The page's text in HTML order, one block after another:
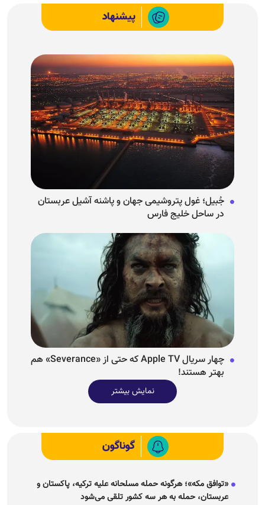
پیشنهاد
جُبیل؛ غول پتروشیمی جهان و پاشنه آشیل عربستان
در ساحل خلیج فارس
چهار سریال Apple TV که حتی از «Severance» هم
بهتر هستند!
نمایش بیشتر
گوناگون
«توافق مکه»؛ هرگونه حمله مسلحانه علیه ترکیه، پاکستان و
عربستان، حمله به هر سه کشور تلقی می‌شود